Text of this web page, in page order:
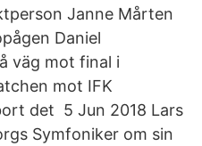
Janne Mårten
Daniel
väg mot final i
mot IFK
det 5 Jun 2018 Lars
Symfoniker om sin